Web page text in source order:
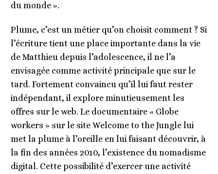
du monde ».
Plume, c’est un métier qu’on choisit comment ? Si
l’écriture tient une place importante dans la vie
de Matthieu depuis l’adolescence, il ne l’a
envisagée comme activité principale que sur le
tard. Fortement convaincu qu’il lui faut rester
indépendant, il explore minutieusement les
offres sur le web. Le documentaire « Globe
workers » sur le site Welcome to the Jungle lui
met la plume à l’oreille en lui faisant découvrir, à
la fin des années 2010, l’existence du nomadisme
digital. Cette possibilité d’exercer une activité